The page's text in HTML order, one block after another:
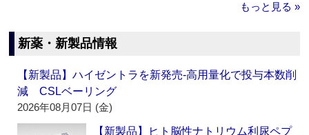
もっと見る »
新薬・新製品情報
【新製品】ハイゼントラを新発売‐高用量化で投与本数削
減 CSLベーリング
2026年08月07日 (金)
【新製品】ヒト脳性ナトリウム利尿ペプ